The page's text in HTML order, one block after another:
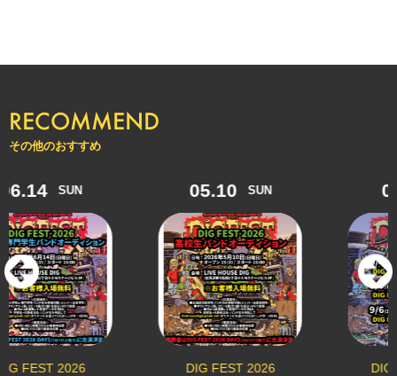
RECOMMEND
その他のおすすめ
SUN
2026
05.10 SUN
DIG FEST 2026
09.04
DIG &